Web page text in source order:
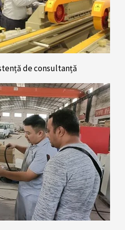
de consultanță